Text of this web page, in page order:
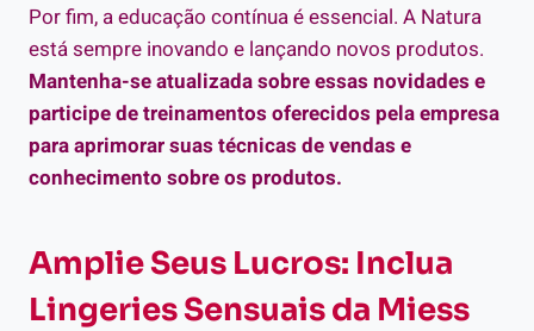
Por fim, a educação contínua é essencial. A Natura
está sempre inovando e lançando novos produtos.
Mantenha-se atualizada sobre essas novidades e
participe de treinamentos oferecidos pela empresa
para aprimorar suas técnicas de vendas e
conhecimento sobre os produtos.
Amplie Seus Lucros: Inclua
Lingeries Sensuais da Miess